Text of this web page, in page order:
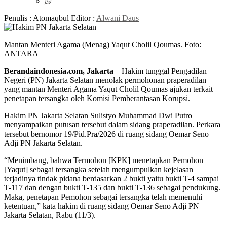
Penulis : Atomaqbul Editor : Alwani Daus
Mantan Menteri Agama (Menag) Yaqut Cholil Qoumas. Foto:
ANTARA
Berandaindonesia.com, Jakarta – Hakim tunggal Pengadilan
Negeri (PN) Jakarta Selatan menolak permohonan praperadilan
yang mantan Menteri Agama Yaqut Cholil Qoumas ajukan terkait
penetapan tersangka oleh Komisi Pemberantasan Korupsi.
Hakim PN Jakarta Selatan Sulistyo Muhammad Dwi Putro
menyampaikan putusan tersebut dalam sidang praperadilan. Perkara
tersebut bernomor 19/Pid.Pra/2026 di ruang sidang Oemar Seno
Adji PN Jakarta Selatan.
“Menimbang, bahwa Termohon [KPK] menetapkan Pemohon
[Yaqut] sebagai tersangka setelah mengumpulkan kejelasan
terjadinya tindak pidana berdasarkan 2 bukti yaitu bukti T-4 sampai
T-117 dan dengan bukti T-135 dan bukti T-136 sebagai pendukung.
Maka, penetapan Pemohon sebagai tersangka telah memenuhi
ketentuan,” kata hakim di ruang sidang Oemar Seno Adji PN
Jakarta Selatan, Rabu (11/3).